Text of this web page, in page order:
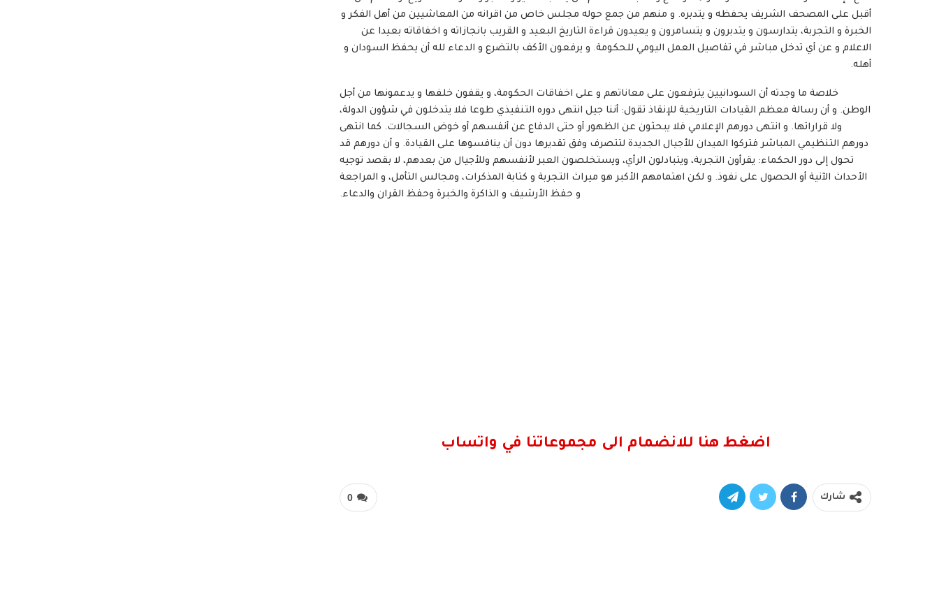
أقبل على المصحف الشريف يحفظه و يتدبره. و منهم من جمع حوله مجلس خاص من اقرانه من المعاشيين من أهل الفكر و
الخبرة و التجربة، يتدارسون و يتدبرون و يتسامرون و يعيدون قراءة التاريخ البعيد و القريب بانجازاته و اخفاقاته بعيدا عن
الاعلام و عن أي تدخل مباشر في تفاصيل العمل اليومي للحكومة. و يرفعون الأكف بالتضرع و الدعاء لله أن يحفظ السودان و
أهله.
خلاصة ما وجدته أن السودانيين يترفعون على معاناتهم و على اخفاقات الحكومة، و يقفون خلفها و يدعمونها من أجل
الوطن. و أن رسالة معظم القيادات التاريخية للإنقاذ تقول: أننا جيل انتهى دوره التنفيذي طوعا فلا يتدخلون في شؤون الدولة،
ولا قراراتها. و انتهى دورهم الإعلامي فلا يبحثون عن الظهور أو حتى الدفاع عن أنفسهم أو خوض السجالات. كما انتهى
دورهم التنظيمي المباشر فتركوا الميدان للأجيال الجديدة لتتصرف وفق تقديرها دون أن ينافسوها على القيادة. و أن دورهم قد
تحول إلى دور الحكماء: يقرأون التجربة، ويتبادلون الرأي، ويستخلصون العبر لأنفسهم وللأجيال من بعدهم، لا بقصد توجيه
الأحداث الآنية أو الحصول على نفوذ. و لكن اهتمامهم الأكبر هو ميراث التجربة و كتابة المذكرات، ومجالس التأمل، و المراجعة
و حفظ الأرشيف و الذاكرة والخبرة وحفظ القران والدعاء.
اضغط هنا للانضمام الى مجموعاتنا في واتساب
0 شارك